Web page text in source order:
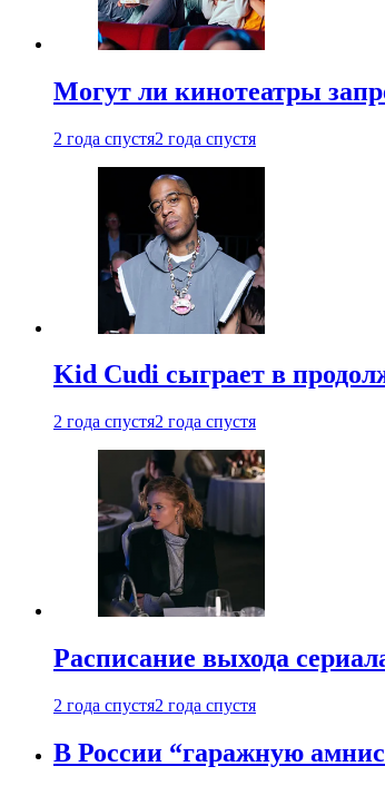
Могут ли кинотеатры
2 года спустя2 года спустя
Kid Cudi сыграет в
2 года спустя2 года спустя
Расписание выхода
2 года спустя2 года спустя
В России “гаражную